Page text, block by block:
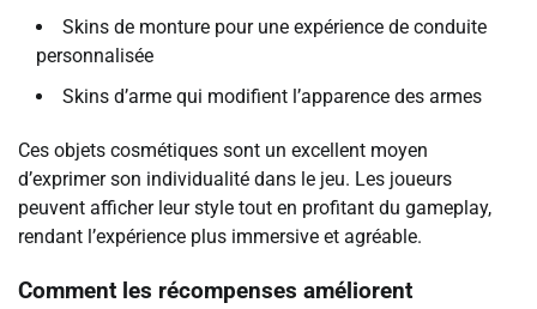
Skins de monture pour une expérience de conduite
personnalisée
Skins d’arme qui modifient l’apparence des armes
Ces objets cosmétiques sont un excellent moyen
d’exprimer son individualité dans le jeu. Les joueurs
peuvent afficher leur style tout en profitant du gameplay,
rendant l’expérience plus immersive et agréable.
Comment les récompenses améliorent